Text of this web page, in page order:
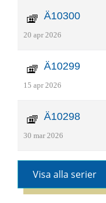
Ä10300
20 apr 2026
Ä10299
15 apr 2026
Ä10298
30 mar 2026
Visa alla serier